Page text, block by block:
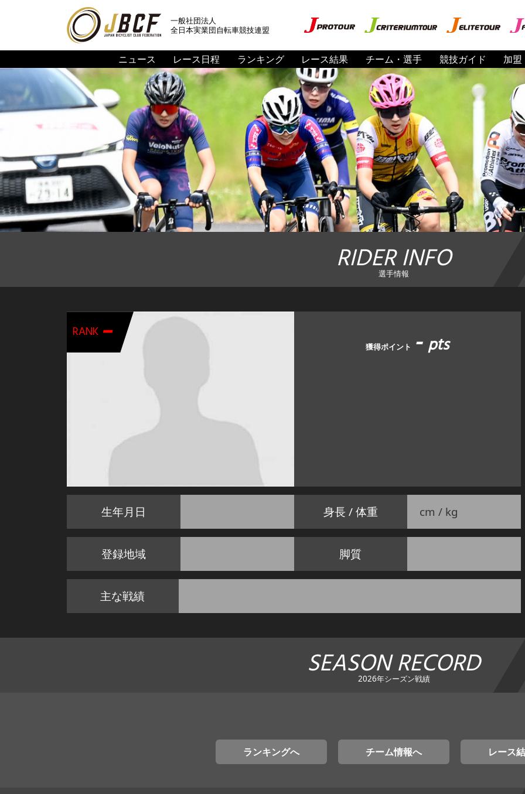
一般社団法人
全日本実業団自転車競技連盟
ニュース レース日程 ランキング レース結果 チーム・選手 競技ガイド 加盟
RIDER INFO
選手情報
RANK- 獲得ポイント -pts
生年月日 身長 / 体重 cm / kg
登録地域 脚質
主な戦績
SEASON RECORD
2026年シーズン戦績
ランキングへ チーム情報へ レース